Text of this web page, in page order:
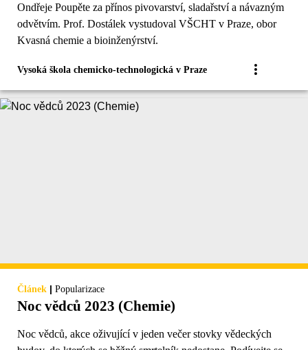
Ondřeje Poupěte za přínos pivovarství, sladařství a návazným
odvětvím. Prof. Dostálek vystudoval VŠCHT v Praze, obor
Kvasná chemie a bioinženýrství.
Vysoká škola chemicko-technologická v Praze
Článek | Popularizace
Noc vědců 2023 (Chemie)
Noc vědců, akce oživující v jeden večer stovky vědeckých